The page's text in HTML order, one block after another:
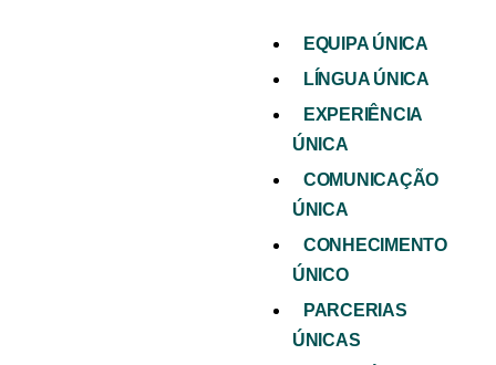
EQUIPA ÚNICA
LÍNGUA ÚNICA
EXPERIÊNCIA
ÚNICA
COMUNICAÇÃO
ÚNICA
CONHECIMENTO
ÚNICO
PARCERIAS
ÚNICAS